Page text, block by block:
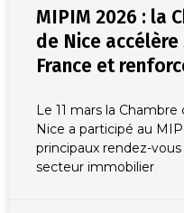
MIPIM 2026 : la
de Nice
France et
Le 11 mars la
Nice a participé au
principaux rendez-
secteur immobilier